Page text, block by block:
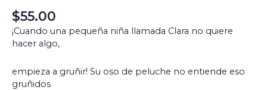
$55.00
¡Cuando una pequeña niña llamada Clara no quiere
hacer algo,
empieza a gruñir! Su oso de peluche no entiende eso
gruñidos